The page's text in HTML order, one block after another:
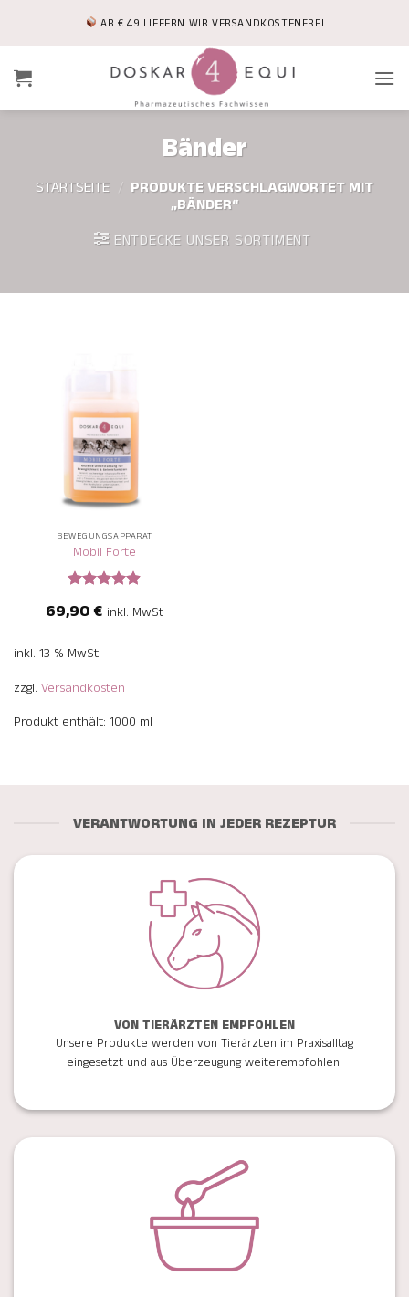
AB € 49 LIEFERN WIR VERSANDKOSTENFREI
Bänder
STARTSEITE / PRODUKTE VERSCHLAGWORTET MIT
„BÄNDER“
ENTDECKE UNSER SORTIMENT
BEWEGUNGSAPPARAT
Mobil Forte
mit4.88
69,90€ inkl. MwSt
inkl. 13 % MwSt.
zzgl. Versandkosten
Produkt enthält: 1000 ml
VERANTWORTUNG IN JEDER REZEPTUR
VON TIERÄRZTEN EMPFOHLEN
Unsere Produkte werden von Tierärzten im Praxisalltag
eingesetzt und aus Überzeugung weiterempfohlen.